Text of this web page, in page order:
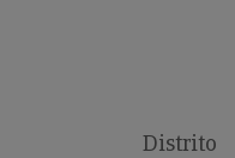
Distrito